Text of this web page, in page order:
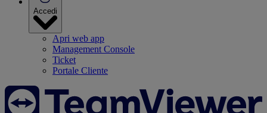
Accedi
Apri web app
Management Console
Ticket
Portale Cliente